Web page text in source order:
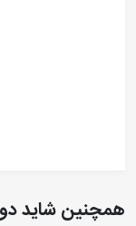
همچنین شاید